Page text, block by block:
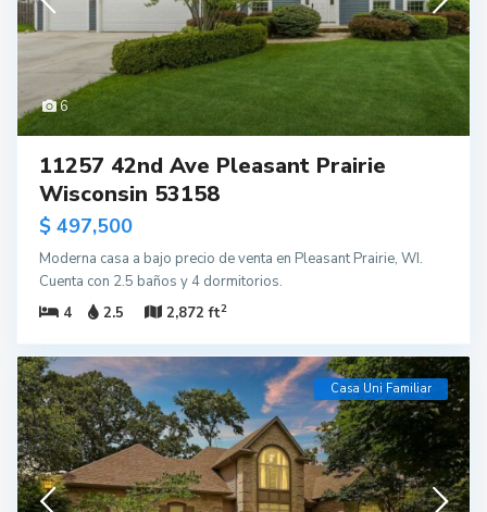
6
11257 42nd Ave Pleasant Prairie
Wisconsin 53158
$ 497,500
Moderna casa a bajo precio de venta en Pleasant Prairie, WI.
Cuenta con 2.5 baños y 4 dormitorios.
4
2.5 2,872 ft2
Casa Uni Familiar